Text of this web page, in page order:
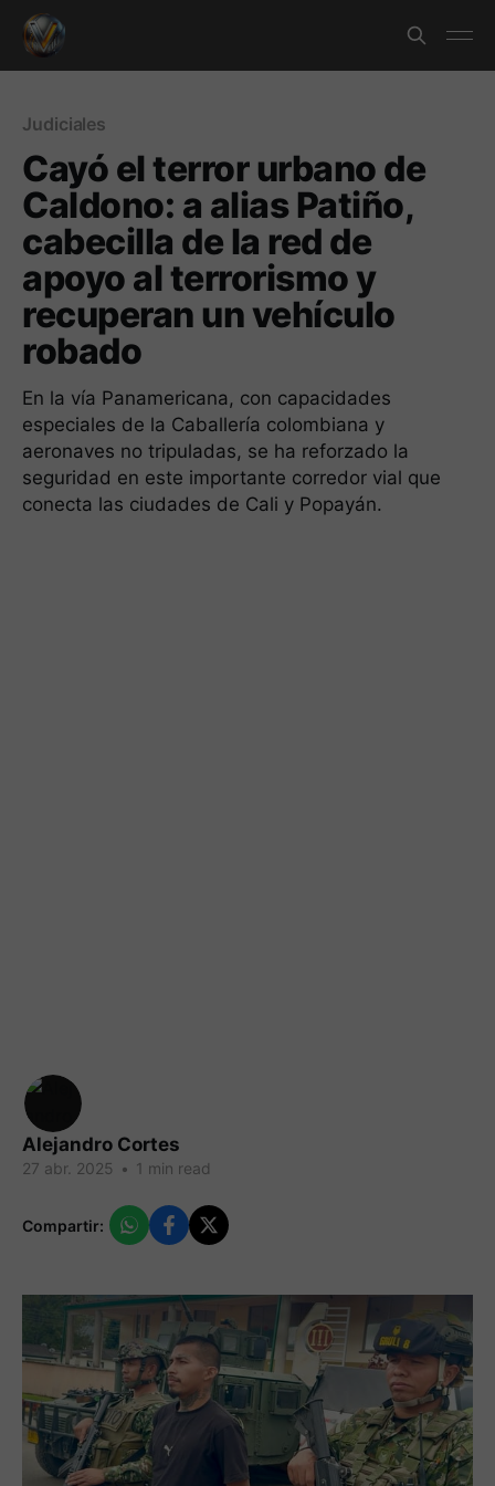
Judiciales
Cayó el terror urbano de
Caldono: a alias Patiño,
cabecilla de la red de
apoyo al terrorismo y
recuperan un vehículo
robado
En la vía Panamericana, con capacidades
especiales de la Caballería colombiana y
aeronaves no tripuladas, se ha reforzado la
seguridad en este importante corredor vial que
conecta las ciudades de Cali y Popayán.
Alejandro Cortes
27 abr. 2025 • 1 min read
Compartir: